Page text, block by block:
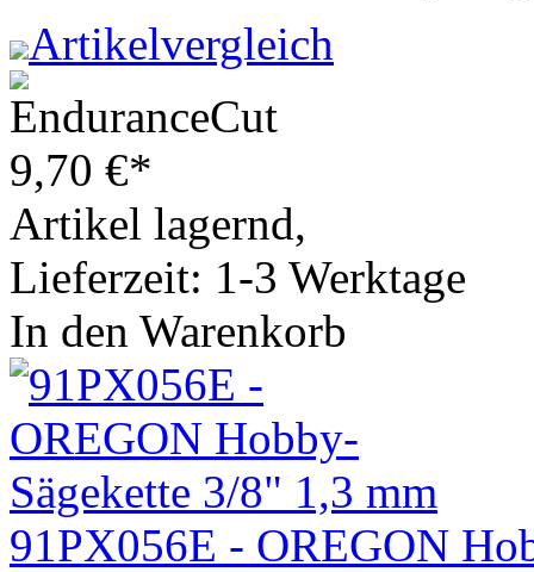
Artikelvergleich
9,70 €*
Artikel lagernd,
Lieferzeit: 1-3 Werktage
In den Warenkorb
91PX056E - OREGON